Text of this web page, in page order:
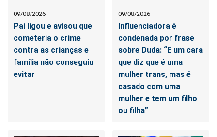
09/08/2026
Pai ligou e avisou que
cometeria o crime
contra as crianças e
família não conseguiu
evitar
09/08/2026
Influenciadora é
condenada por frase
sobre Duda: “É um cara
que diz que é uma
mulher trans, mas é
casado com uma
mulher e tem um filho
ou filha”